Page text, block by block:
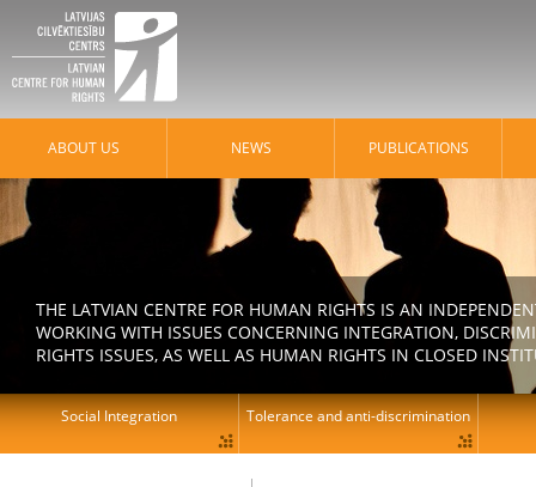
ABOUT US NEWS PUBLICATIONS
THE LATVIAN CENTRE FOR HUMAN RIGHTS IS AN
WORKING WITH ISSUES CONCERNING INTEGRATION,
RIGHTS ISSUES, AS WELL AS HUMAN RIGHTS IN CLOSED
Social Integration Tolerance and anti-discrimination